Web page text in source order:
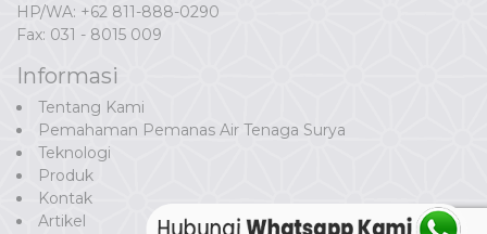
HP/WA: +62 811-888-0290
Fax: 031 - 8015 009
Informasi
Tentang Kami
Pemahaman Pemanas Air Tenaga Surya
Teknologi
Produk
Kontak
Artikel